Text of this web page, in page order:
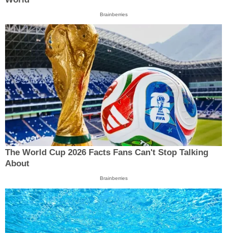
Brainberries
The World Cup 2026 Facts Fans Can't Stop Talking
About
Brainberries